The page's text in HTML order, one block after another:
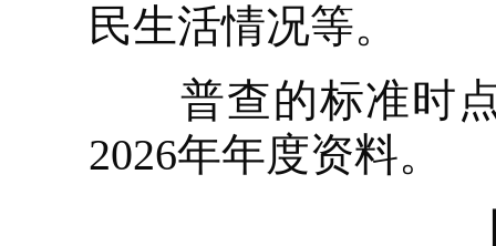
民生活情况等。
普查的标准时点
2026年年度资料。